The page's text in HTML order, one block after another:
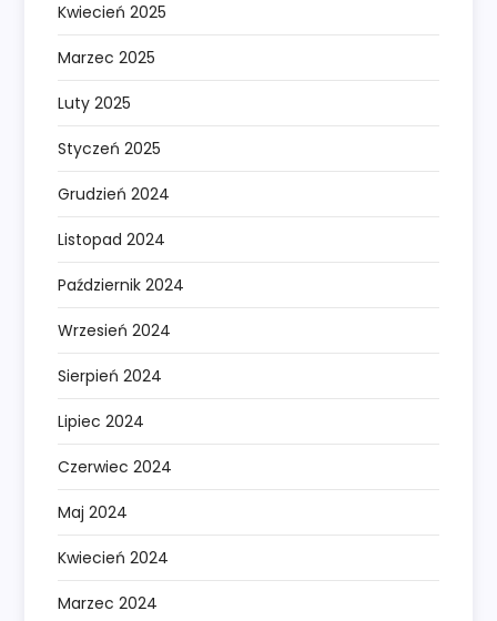
Kwiecień 2025
Marzec 2025
Luty 2025
Styczeń 2025
Grudzień 2024
Listopad 2024
Październik 2024
Wrzesień 2024
Sierpień 2024
Lipiec 2024
Czerwiec 2024
Maj 2024
Kwiecień 2024
Marzec 2024